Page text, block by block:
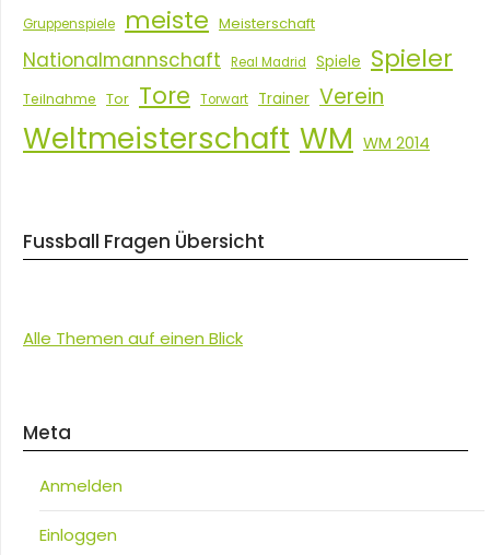
Gruppenspiele meiste Meisterschaft
Nationalmannschaft Real Madrid Spiele Spieler
Teilnahme Tor Tore Torwart Trainer Verein
Weltmeisterschaft WM WM 2014
Fussball Fragen Übersicht
Alle Themen auf einen Blick
Meta
Anmelden
Einloggen